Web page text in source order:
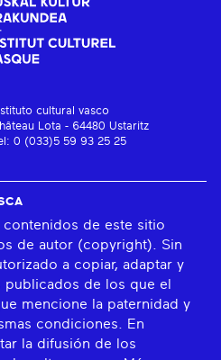
cultural vasco
Lota - 64480 Ustaritz
0 (033)5 59 93 25 25
contenidos de este sitio
de autor (copyright). Sin
a copiar, adaptar y
de los que el
mencione la paternidad y
condiciones. En
la difusión de los